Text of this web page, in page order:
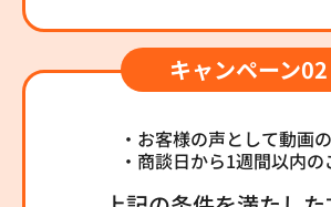
・お客様の声として動画
・商談日から1週間以内の